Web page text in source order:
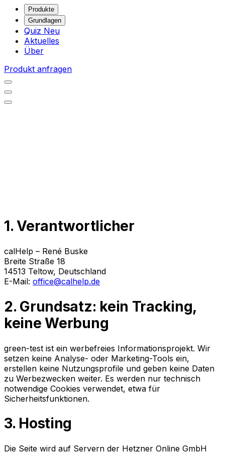
Produkte
Grundlagen
Quiz Neu
Aktuelles
Über
Produkt anfragen
1. Verantwortlicher
calHelp – René Buske
Breite Straße 18
14513 Teltow, Deutschland
E-Mail: office@calhelp.de
2. Grundsatz: kein Tracking,
keine Werbung
green-test ist ein werbefreies Informationsprojekt. Wir
setzen keine Analyse- oder Marketing-Tools ein,
erstellen keine Nutzungsprofile und geben keine Daten
zu Werbezwecken weiter. Es werden nur technisch
notwendige Cookies verwendet, etwa für
Sicherheitsfunktionen.
3. Hosting
Die Seite wird auf Servern der Hetzner Online GmbH